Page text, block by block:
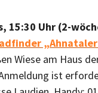
15:30 Uhr (2-
Wiese am Haus
ist